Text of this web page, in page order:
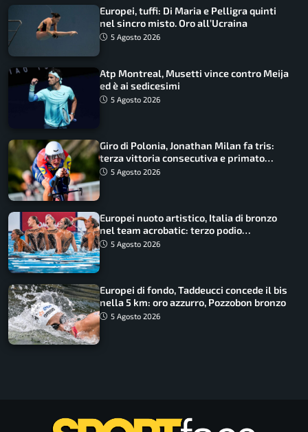
Europei, tuffi: Di Maria e Pelligra quinti
nel sincro misto. Oro all’Ucraina
5 Agosto 2026
Atp Montreal, Musetti vince contro Meija
ed è ai sedicesimi
5 Agosto 2026
Giro di Polonia, Jonathan Milan fa tris:
terza vittoria consecutiva e primato
rafforzato
5 Agosto 2026
Europei nuoto artistico, Italia di bronzo
nel team acrobatic: terzo podio
consecutivo
5 Agosto 2026
Europei di fondo, Taddeucci concede il bis
nella 5 km: oro azzurro, Pozzobon bronzo
5 Agosto 2026